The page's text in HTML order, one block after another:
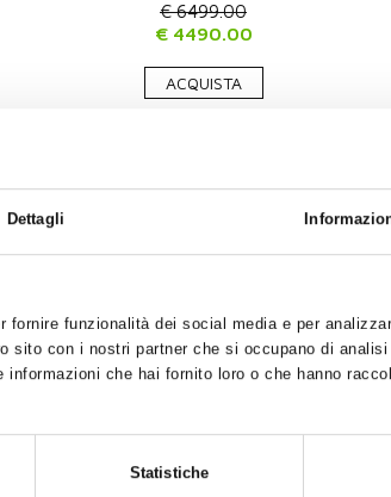
Dettagli
funzionalità dei social media e per
con i nostri partner che si occupano di analisi
che hai fornito loro o che hanno
Statistiche
€ 6499.00
€ 4490.00
ACQUISTA
MBM Bicicletta MTB - Snake